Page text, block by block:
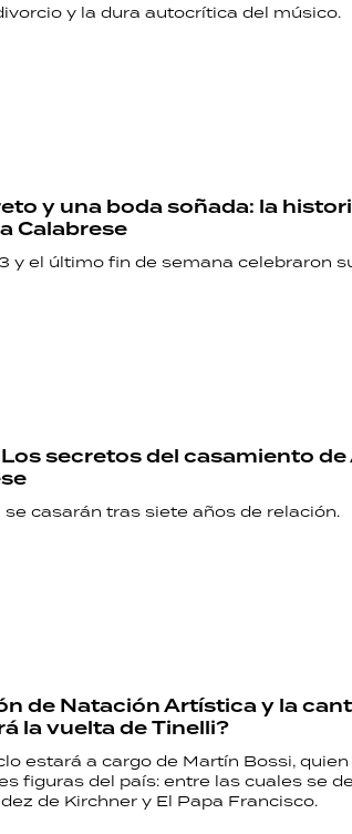
y la dura autocrítica del músico.
y una boda soñada: la
Calabrese
y el último fin de semana celebraron
Los secretos del casamiento
casarán tras siete años de relación.
de Natación Artística y la
la vuelta de Tinelli?
estará a cargo de Martín Bossi,
figuras del país: entre las cuales se
de Kirchner y El Papa Francisco.